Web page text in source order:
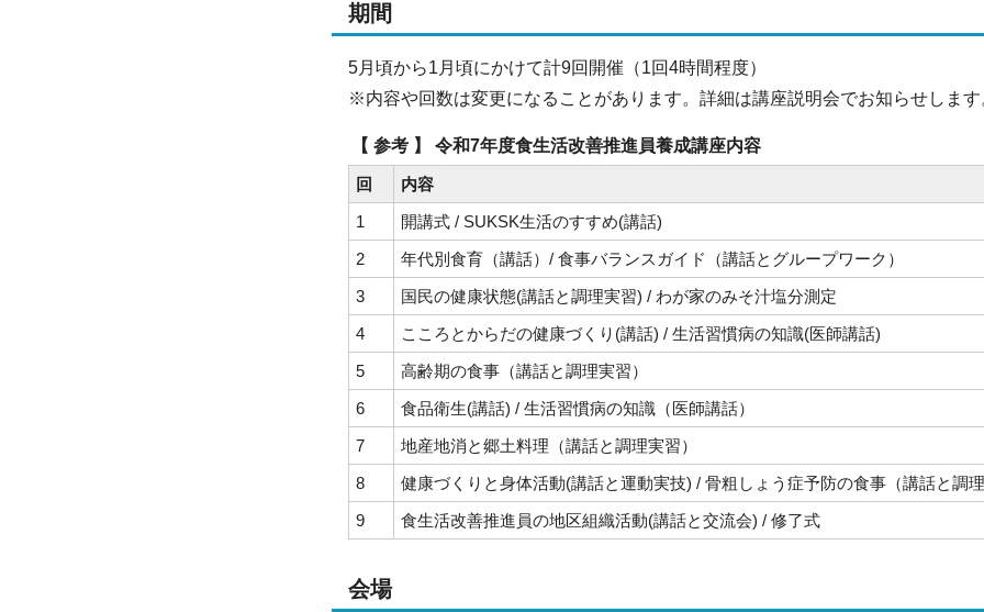
期間
5月頃から1月頃にかけて計9回開催（1回4時間程度）
※内容や回数は変更になることがあります。詳細は講座説明会でお知らせします
【 参考 】 令和7年度食生活改善推進員養成講座内容
回
内容
1
開講式 / SUKSK生活のすすめ(講話)
2
年代別食育（講話）/ 食事バランスガイド（講話とグループワーク）
3
国民の健康状態(講話と調理実習) / わが家のみそ汁塩分測定
4
こころとからだの健康づくり(講話) / 生活習慣病の知識(医師講話)
5
高齢期の食事（講話と調理実習）
6
食品衛生(講話) / 生活習慣病の知識（医師講話）
7
地産地消と郷土料理（講話と調理実習）
8
健康づくりと身体活動(講話と運動実技) / 骨粗しょう症予防の食事（講話と調
9
食生活改善推進員の地区組織活動(講話と交流会) / 修了式
会場